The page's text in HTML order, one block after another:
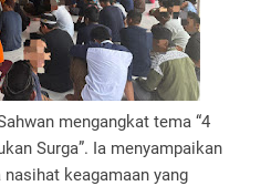
mengangkat tema “4
Surga”. Ia menyampaikan
keagamaan yang